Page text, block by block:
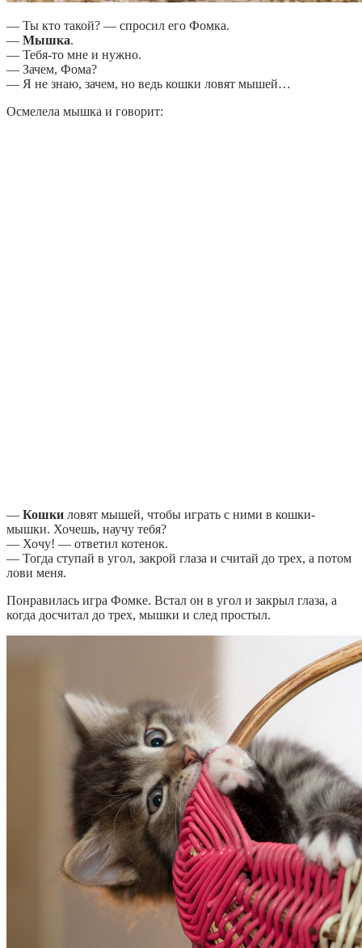
— Ты кто такой? — спросил его Фомка.
— Мышка.
— Тебя-то мне и нужно.
— Зачем, Фома?
— Я не знаю, зачем, но ведь кошки ловят мышей…
Осмелела мышка и говорит:
— Кошки ловят мышей, чтобы играть с ними в кошки-
мышки. Хочешь, научу тебя?
— Хочу! — ответил котенок.
— Тогда ступай в угол, закрой глаза и считай до трех, а потом
лови меня.
Понравилась игра Фомке. Встал он в угол и закрыл глаза, а
когда досчитал до трех, мышки и след простыл.